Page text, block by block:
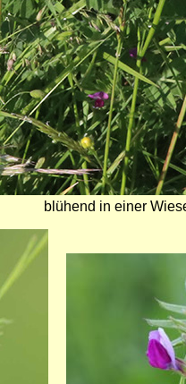
blühend in einer